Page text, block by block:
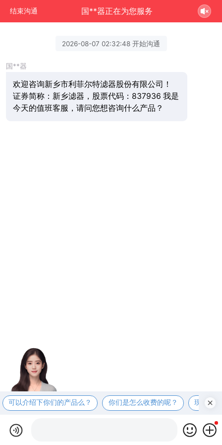
结束沟通 国**器正在为您服务
2026-08-07 02:32:48 开始沟通
国**器
欢迎咨询新乡市利菲尔特滤器股份有限公司！
证券简称：新乡滤器，股票代码：837936 我是
今天的值班客服，请问您想咨询什么产品？
可以介绍下你们的产品么？ 你们是怎么收费的呢？ 现在有